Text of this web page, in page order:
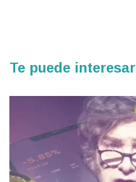
Te puede interesar